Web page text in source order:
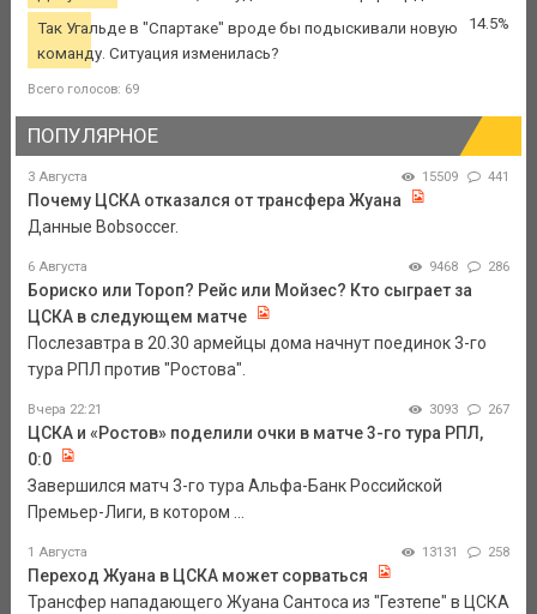
Так Угальде в "Спартаке" вроде бы подыскивали новую
команду. Ситуация изменилась?
14.5%
Всего голосов: 69
ПОПУЛЯРНОЕ
3 Августа 15509 441
Почему ЦСКА отказался от трансфера Жуана
Данные Bobsoccer.
6 Августа 9468 286
Бориско или Тороп? Рейс или Мойзес? Кто сыграет за
ЦСКА в следующем матче
Послезавтра в 20.30 армейцы дома начнут поединок 3-го
тура РПЛ против "Ростова".
Вчера 22:21 3093 267
ЦСКА и «Ростов» поделили очки в матче 3-го тура РПЛ,
0:0
Завершился матч 3-го тура Альфа-Банк Российской
Премьер-Лиги, в котором ...
1 Августа 13131 258
Переход Жуана в ЦСКА может сорваться
Трансфер нападающего Жуана Сантоса из "Гезтепе" в ЦСКА